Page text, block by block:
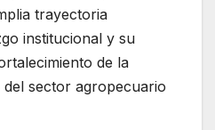
trayectoria
institucional y su
de la
sector agropecuario